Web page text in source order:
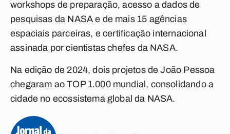
workshops de preparação, acesso a dados de
pesquisas da NASA e de mais 15 agências
espaciais parceiras, e certificação internacional
assinada por cientistas chefes da NASA.
Na edição de 2024, dois projetos de João Pessoa
chegaram ao TOP 1.000 mundial, consolidando a
cidade no ecossistema global da NASA.